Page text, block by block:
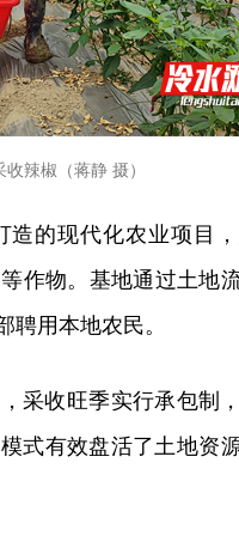
辣椒（蒋静 摄）
的现代化农业项目
作物。基地通过土地
聘用本地农民。
采收旺季实行承包制
式有效盘活了土地资